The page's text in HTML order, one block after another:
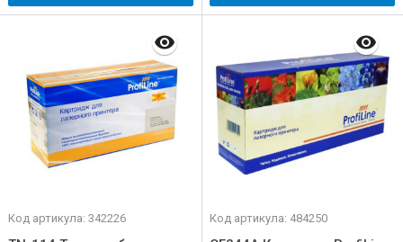
Код артикула: 342226 Код артикула: 484250